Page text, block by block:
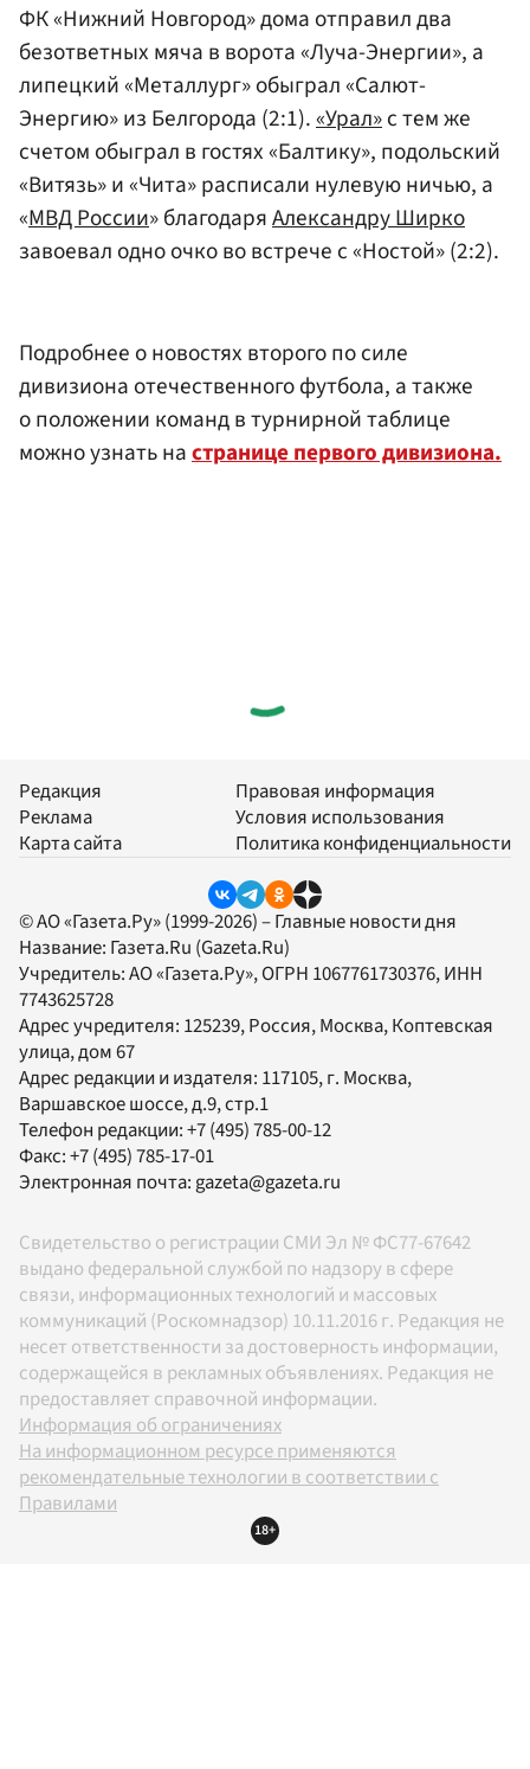
ФК «Нижний Новгород» дома отправил два
безответных мяча в ворота «Луча-Энергии», а
липецкий «Металлург» обыграл «Салют-
Энергию» из Белгорода (2:1).«Урал»с тем же
счетом обыграл в гостях «Балтику», подольский
«Витязь» и «Чита» расписали нулевую ничью, а
«МВД России» благодаряАлександру Ширко
завоевал одно очко во встрече с «Ностой» (2:2).
Подробнее о новостях второго по силе
дивизиона отечественного футбола, а также
о положении команд в турнирной таблице
можно узнать настранице первого дивизиона.
Редакция
Реклама
Карта сайта
Правовая информация
Условия использования
Политика конфиденциальности
© АО «Газета.Ру» (1999-2026) – Главные новости дня
Название: Газета.Ru (Gazeta.Ru)
Учредитель:АО «Газета.Ру», ОГРН 1067761730376, ИНН
7743625728
Адрес учредителя: 125239, Россия, Москва, Коптевская
улица, дом 67
Адрес редакции и издателя: 117105, г. Москва,
Варшавское шоссе, д.9, стр.1
Телефон редакции:+7 (495) 785-00-12
Факс:+7 (495) 785-17-01
Электронная почта:gazeta@gazeta.ru
Свидетельство о регистрации СМИ Эл № ФС77-67642
выдано федеральной службой по надзору в сфере
связи, информационных технологий и массовых
коммуникаций (Роскомнадзор) 10.11.2016 г. Редакция не
несет ответственности за достоверность информации,
содержащейся в рекламных объявлениях. Редакция не
предоставляет справочной информации.
Информация об ограничениях
На информационном ресурсе применяются
рекомендательные технологии в соответствии с
Правилами
18+